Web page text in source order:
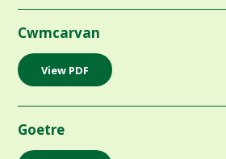
Cwmcarvan
View PDF
Goetre